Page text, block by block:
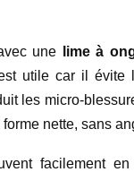
une lime à
utile car il évite
les micro-
nette, sans
facilement